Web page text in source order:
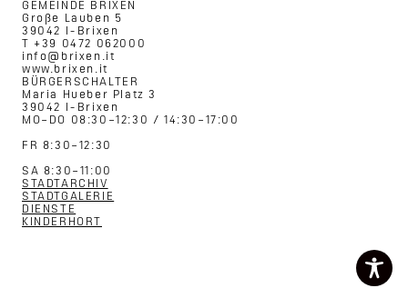
GEMEINDE BRIXEN
Große Lauben 5
39042 I-Brixen
T +39 0472 062000
info@brixen.it
www.brixen.it
BÜRGERSCHALTER
Maria Hueber Platz 3
39042 I-Brixen
MO–DO 08:30–12:30 / 14:30–17:00
FR 8:30–12:30
SA 8:30–11:00
STADTARCHIV
STADTGALERIE
DIENSTE
KINDERHORT